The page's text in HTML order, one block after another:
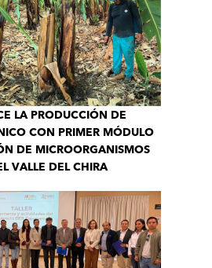
LA PRODUCCIÓN DE
CON PRIMER MÓDULO
DE MICROORGANISMOS
VALLE DEL CHIRA